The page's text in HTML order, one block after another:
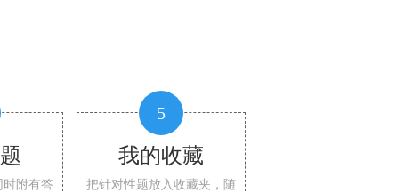
时附有答
5
我的收藏
把针对性题放入收藏夹，随